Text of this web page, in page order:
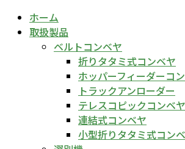
ホーム
取扱製品
ベルトコンベヤ
折りタタミ式コンベヤ
ホッパーフィーダーコ
トラックアンローダー
テレスコピックコンベヤ
連結式コンベヤ
小型折りタタミ式コン